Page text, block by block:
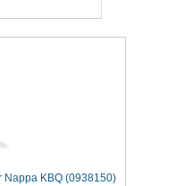
Nappa KBQ (0938150)